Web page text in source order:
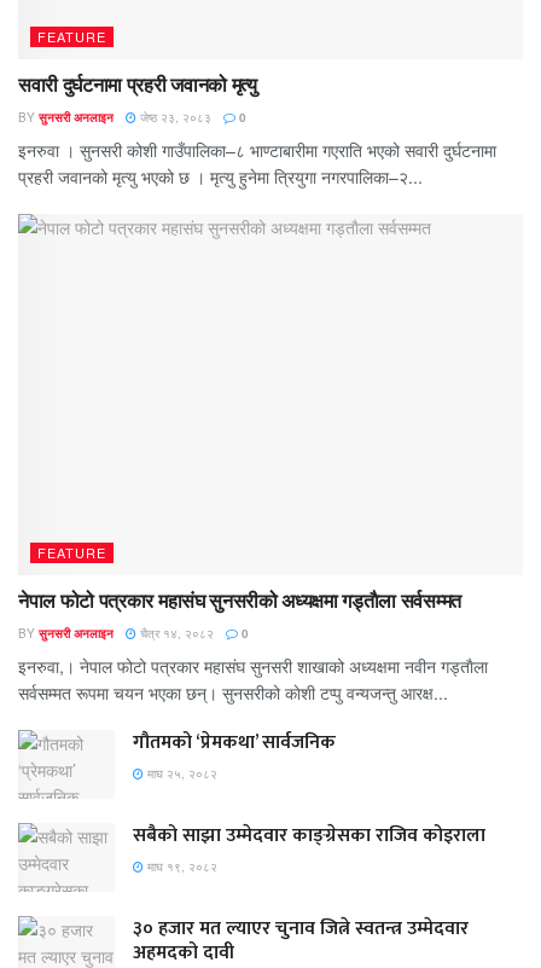
FEATURE
सवारी दुर्घटनामा प्रहरी जवानको मृत्यु
BY सुनसरी अनलाइन जेष्ठ २३, २०८३ 0
इनरुवा । सुनसरी कोशी गाउँपालिका–८ भाण्टाबारीमा गएराति भएको सवारी दुर्घटनामा
प्रहरी जवानको मृत्यु भएको छ । मृत्यु हुनेमा त्रियुगा नगरपालिका–२...
FEATURE
नेपाल फोटो पत्रकार महासंघ सुनसरीको अध्यक्षमा गड्ताैला सर्वसम्मत
BY सुनसरी अनलाइन चैत्र १४, २०८२ 0
इनरुवा,। नेपाल फोटो पत्रकार महासंघ सुनसरी शाखाको अध्यक्षमा नवीन गड्ताैला
सर्वसम्मत रूपमा चयन भएका छन्। सुनसरीको काेशी टप्पु वन्यजन्तु आरक्ष...
गौतमको ‘प्रेमकथा’ सार्वजनिक
माघ २५, २०८२
सबैको साझा उम्मेदवार काङ्ग्रेसका राजिव कोइराला
माघ १९, २०८२
३० हजार मत ल्याएर चुनाव जित्ने स्वतन्त्र उम्मेदवार
अहमदको दावी